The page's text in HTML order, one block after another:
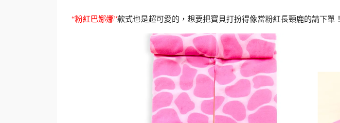
“粉紅巴娜娜”款式也是超可愛的，想要把寶貝打扮得像當粉紅長頸鹿的請下單！